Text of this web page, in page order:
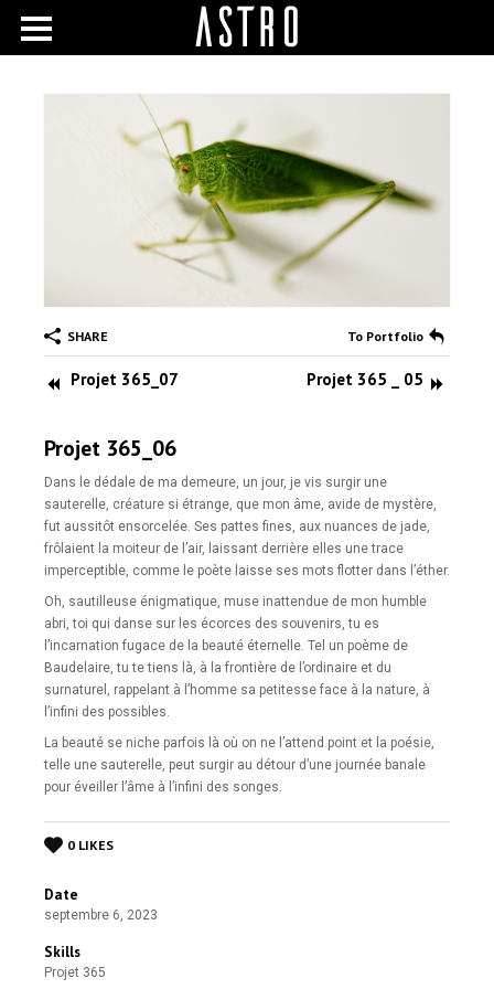
AS Nancy Lorraine
Projet 365
emmanuelphoto.com
SHARE To Portfolio
Projet 365_07 Projet 365 _ 05
Projet 365_06
Dans le dédale de ma demeure, un jour, je vis surgir une
sauterelle, créature si étrange, que mon âme, avide de mystère,
fut aussitôt ensorcelée. Ses pattes fines, aux nuances de jade,
frôlaient la moiteur de l’air, laissant derrière elles une trace
imperceptible, comme le poète laisse ses mots flotter dans l’éther.
Oh, sautilleuse énigmatique, muse inattendue de mon humble
abri, toi qui danse sur les écorces des souvenirs, tu es
l’incarnation fugace de la beauté éternelle. Tel un poème de
Baudelaire, tu te tiens là, à la frontière de l’ordinaire et du
surnaturel, rappelant à l’homme sa petitesse face à la nature, à
l’infini des possibles.
La beauté se niche parfois là où on ne l’attend point et la poésie,
telle une sauterelle, peut surgir au détour d’une journée banale
pour éveiller l’âme à l’infini des songes.
0 LIKES
Date
septembre 6, 2023
Skills
Projet 365